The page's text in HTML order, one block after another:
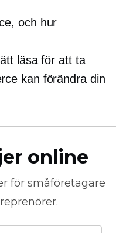
och hur
läsa för att ta
kan förändra din
online
för småföretagare